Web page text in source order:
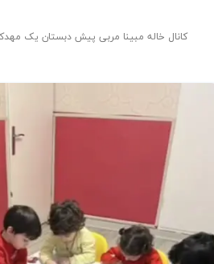
کانال خاله مبینا مربی پیش دبستان یک